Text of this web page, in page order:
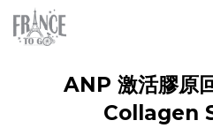
ANP 激活膠原
Collagen